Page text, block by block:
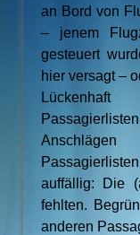
an Bord von
– jenem
gesteuert
hier versagt –
auffällig: Die
fehlten.
anderen